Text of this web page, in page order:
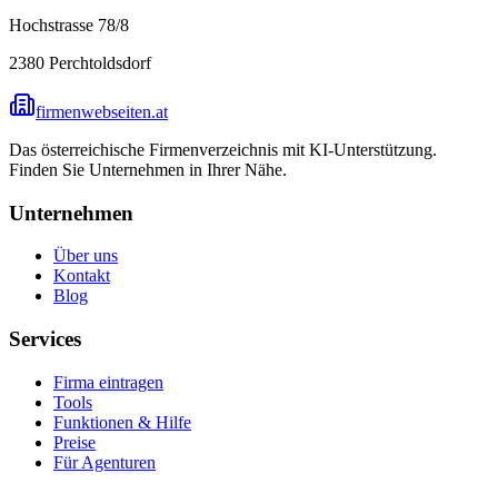
Hochstrasse 78/8
2380 Perchtoldsdorf
firmenwebseiten.at
Das österreichische Firmenverzeichnis mit KI-Unterstützung.
Finden Sie Unternehmen in Ihrer Nähe.
Unternehmen
Über uns
Kontakt
Blog
Services
Firma eintragen
Tools
Funktionen & Hilfe
Preise
Für Agenturen